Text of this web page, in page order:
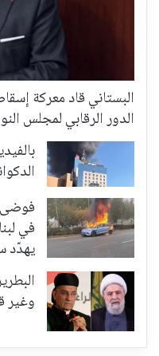
البستاني قاد معركة
الدور الرقابي لمجلس
فوضى
في
يهدّد
وغير